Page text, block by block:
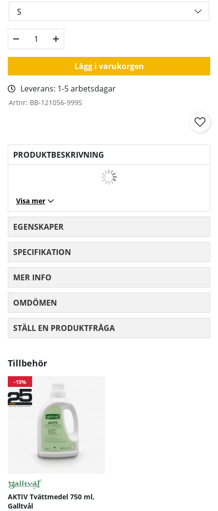
Lägg i varukorgen
Leverans: 1-5 arbetsdagar
Artnr: BB-121056-999S
PRODUKTBESKRIVNING
Visa mer
EGENSKAPER
SPECIFIKATION
MER INFO
OMDÖMEN
STÄLL EN PRODUKTFRÅGA
Tillbehör
-15%
AKTIV Tvättmedel 750 ml,
Galltvål